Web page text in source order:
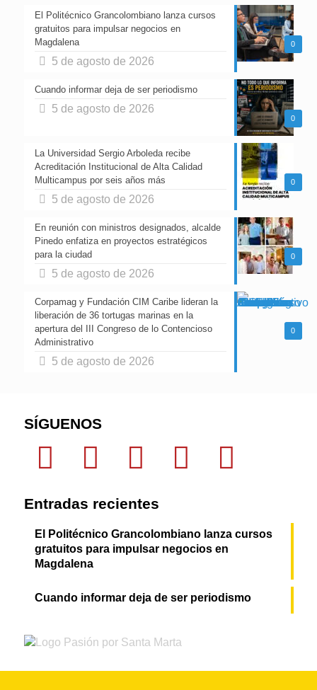
0
El Politécnico Grancolombiano lanza cursos
gratuitos para impulsar negocios en
Magdalena
5 de agosto de 2026
0
Cuando informar deja de ser periodismo
5 de agosto de 2026
0
La Universidad Sergio Arboleda recibe
Acreditación Institucional de Alta Calidad
Multicampus por seis años más
5 de agosto de 2026
0
En reunión con ministros designados, alcalde
Pinedo enfatiza en proyectos estratégicos
para la ciudad
5 de agosto de 2026
0
Corpamag y Fundación CIM Caribe lideran la
liberación de 36 tortugas marinas en la
apertura del III Congreso de lo Contencioso
Administrativo
5 de agosto de 2026
SÍGUENOS
Entradas recientes
El Politécnico Grancolombiano lanza cursos
gratuitos para impulsar negocios en
Magdalena
Cuando informar deja de ser periodismo